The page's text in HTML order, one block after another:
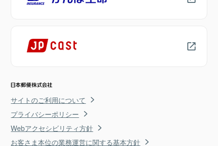
サイトのご利用について
プライバシーポリシー
Webアクセシビリティ方針
お客さま本位の業務運営に関する基本方針